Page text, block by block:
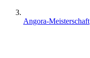
Angora-Meisterschaft